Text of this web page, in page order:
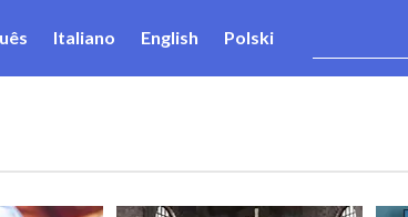
Italiano English Polski